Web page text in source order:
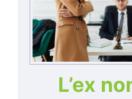
L’ex